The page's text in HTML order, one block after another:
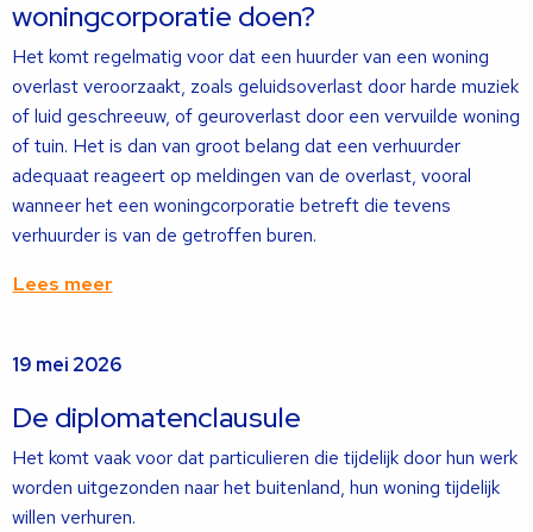
woningcorporatie doen?
Het komt regelmatig voor dat een huurder van een woning
overlast veroorzaakt, zoals geluidsoverlast door harde muziek
of luid geschreeuw, of geuroverlast door een vervuilde woning
of tuin. Het is dan van groot belang dat een verhuurder
adequaat reageert op meldingen van de overlast, vooral
wanneer het een woningcorporatie betreft die tevens
verhuurder is van de getroffen buren.
Lees meer
meer
19 mei 2026
De diplomatenclausule
Het komt vaak voor dat particulieren die tijdelijk door hun werk
worden uitgezonden naar het buitenland, hun woning tijdelijk
willen verhuren.